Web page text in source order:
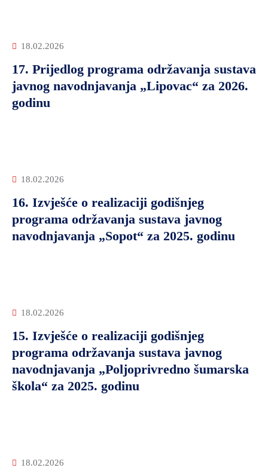
18.02.2026
17. Prijedlog programa održavanja sustava
javnog navodnjavanja „Lipovac“ za 2026.
godinu
18.02.2026
16. Izvješće o realizaciji godišnjeg
programa održavanja sustava javnog
navodnjavanja „Sopot“ za 2025. godinu
18.02.2026
15. Izvješće o realizaciji godišnjeg
programa održavanja sustava javnog
navodnjavanja „Poljoprivredno šumarska
škola“ za 2025. godinu
18.02.2026